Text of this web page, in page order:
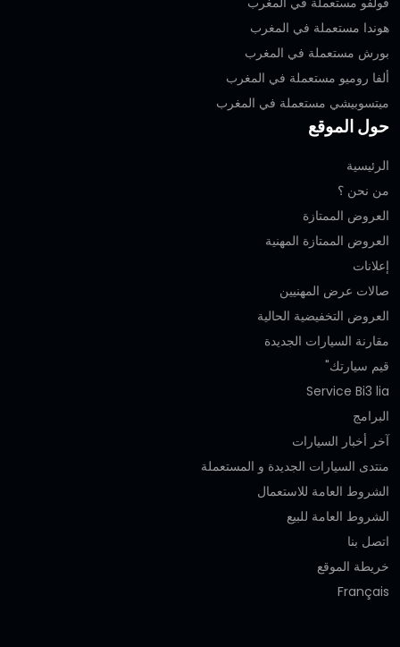
هوندا مستعملة في المغرب
بورش مستعملة في المغرب
ألفا روميو مستعملة في المغرب
ميتسوبيشي مستعملة في المغرب
حول الموقع
الرئيسية
من نحن ؟
العروض الممتازة
العروض الممتازة المهنية‎
إعلانات
صالات عرض المهنيين
العروض التخفيضية الحالية
مقارنة السيارات الجديدة
قيم سيارتك"
Service Bi3 lia
البرامج
آخر أخبار السيارات
منتدى السيارات الجديدة و المستعملة
الشروط العامة للاستعمال
الشروط العامة للبيع
اتصل بنا
خريطة الموقع
Français